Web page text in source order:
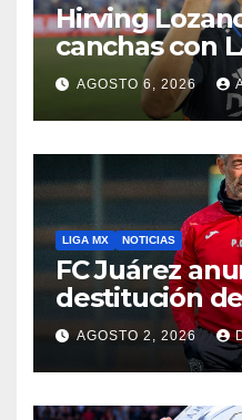
Hirving
canchas con
AGOSTO 6, 2026
LIGA MX NOTICIAS
FC Juárez
destitución
Caixinha
AGOSTO 2, 2026